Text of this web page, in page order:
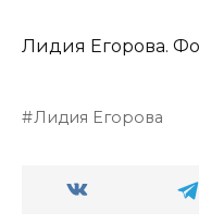
Лидия Егорова.
Лидия Егорова